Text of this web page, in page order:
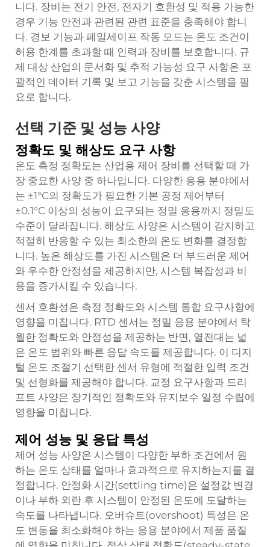
니다. 장비는 전기 안전, 전자기 호환성 및 적용 가능한
경우 기능 안전과 관련된 관련 표준을 충족해야 합니
다. 경보 기능과 페일세이프 작동 모드는 온도 조건이
허용 한계를 초과할 때 인력과 장비를 보호합니다. 규
제 대상 산업의 문서화 및 추적 가능성 요구 사항은 포
괄적인 데이터 기록 및 보고 기능을 갖춘 시스템을 필
요로 합니다.
선택 기준 및 성능 사양
정확도 및 해상도 요구 사항
온도 측정 정확도는 산업용 제어 장비를 선택할 때 가
장 중요한 사양 중 하나입니다. 다양한 응용 분야에서
는 ±1°C의 정확도가 필요한 기본 공정 제어부터
±0.1°C 이상의 성능이 요구되는 정밀 응용까지 정밀도
수준이 달라집니다. 해상도 사양은 시스템이 감지하고
적절히 반응할 수 있는 최소한의 온도 변화를 결정합
니다. 높은 해상도를 가진 시스템은 더 부드러운 제어
와 우수한 안정성을 제공하지만, 시스템 복잡성과 비
용을 증가시킬 수 있습니다.
센서 호환성은 측정 정확도와 시스템 통합 요구사항에
영향을 미칩니다. RTD 센서는 정밀 응용 분야에서 탁
월한 정확도와 안정성을 제공하는 반면, 열전대는 넓
은 온도 범위와 빠른 응답 속도를 제공합니다. 이 디지
털 온도 조절기 선택한 센서 유형에 적절한 입력 조건
및 선형화를 제공해야 합니다. 교정 요구사항과 드리
프트 사양은 장기적인 정확도와 유지보수 일정 수립에
영향을 미칩니다.
제어 성능 및 응답 특성
제어 성능 사양은 시스템이 다양한 부하 조건에서 원
하는 온도 상태를 얼마나 효과적으로 유지하는지를 결
정합니다. 안정화 시간(settling time)은 설정값 변경
이나 부하 외란 후 시스템이 안정된 온도에 도달하는
속도를 나타냅니다. 오버슈트(overshoot) 특성은 온
도 변동을 최소화해야 하는 응용 분야에서 제품 품질